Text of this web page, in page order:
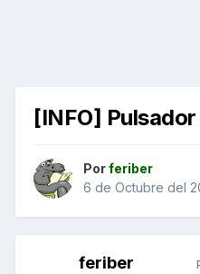
[INFO]
Porferiber
6 de Octubre del
feriber